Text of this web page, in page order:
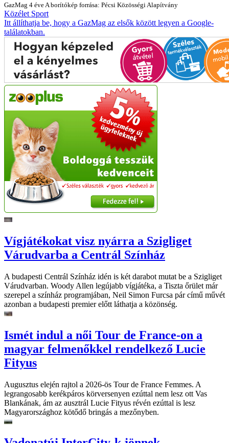
GazMag 4 éve A borítókép forrása: Pécsi Közösségi Alapítvány
Közélet Sport
Itt állíthatja be, hogy a GazMag az elsők között legyen a Google-
találatokban.
Vígjátékokat visz nyárra a Szigliget
Várudvarba a Centrál Színház
A budapesti Centrál Színház idén is két darabot mutat be a Szigliget
Várudvarban. Woody Allen legújabb vígjátéka, a Tiszta őrület már
szerepel a színház programjában, Neil Simon Furcsa pár című művét
azonban a budapesti premier előtt láthatja a közönség.
Ismét indul a női Tour de France-on a
magyar felmenőkkel rendelkező Lucie
Fityus
Augusztus elején rajtol a 2026-ös Tour de France Femmes. A
legrangosabb kerékpáros körversenyen ezúttal nem lesz ott Vas
Blankának, ám az ausztrál Lucie Fityus révén ezúttal is lesz
Magyarországhoz kötődő bringás a mezőnyben.